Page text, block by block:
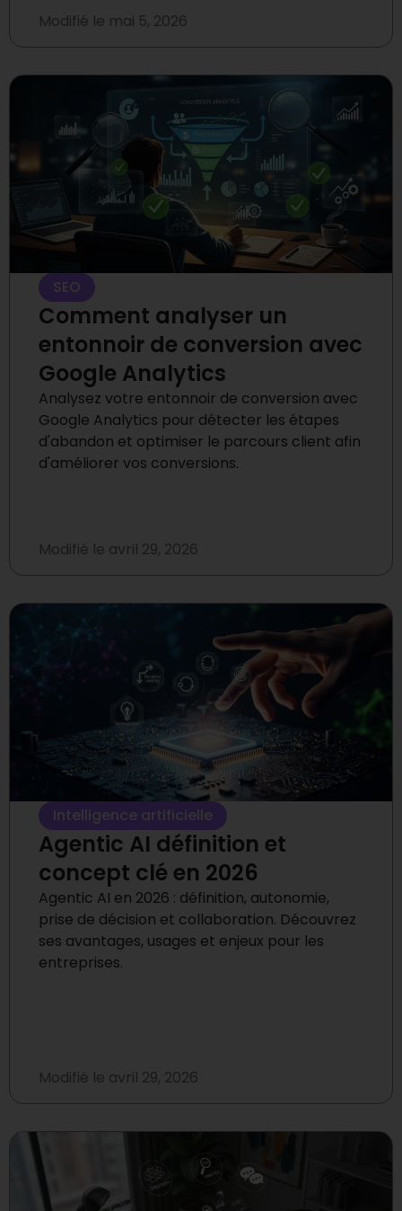
Modifié le mai 5, 2026
SEO
Comment analyser un
entonnoir de conversion avec
Google Analytics
Analysez votre entonnoir de conversion avec
Google Analytics pour détecter les étapes
d'abandon et optimiser le parcours client afin
d'améliorer vos conversions.
Modifié le avril 29, 2026
Intelligence artificielle
Agentic AI définition et
concept clé en 2026
Agentic AI en 2026 : définition, autonomie,
prise de décision et collaboration. Découvrez
ses avantages, usages et enjeux pour les
entreprises.
Modifié le avril 29, 2026